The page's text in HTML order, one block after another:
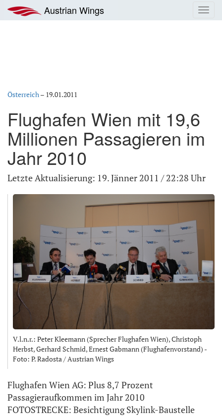
Inhalt
springen
Austrian Wings
Österreich– 19.01.2011
Flughafen Wien mit 19,6
Millionen Passagieren im
Jahr 2010
Letzte Aktualisierung: 19. Jänner 2011 / 22:28 Uhr
V.l.n.r.: Peter Kleemann (Sprecher Flughafen Wien), Christoph
Herbst, Gerhard Schmid, Ernest Gabmann (Flughafenvorstand) -
Foto: P. Radosta / Austrian Wings
Flughafen Wien AG: Plus 8,7 Prozent
Passagieraufkommen im Jahr 2010
FOTOSTRECKE: Besichtigung Skylink-Baustelle